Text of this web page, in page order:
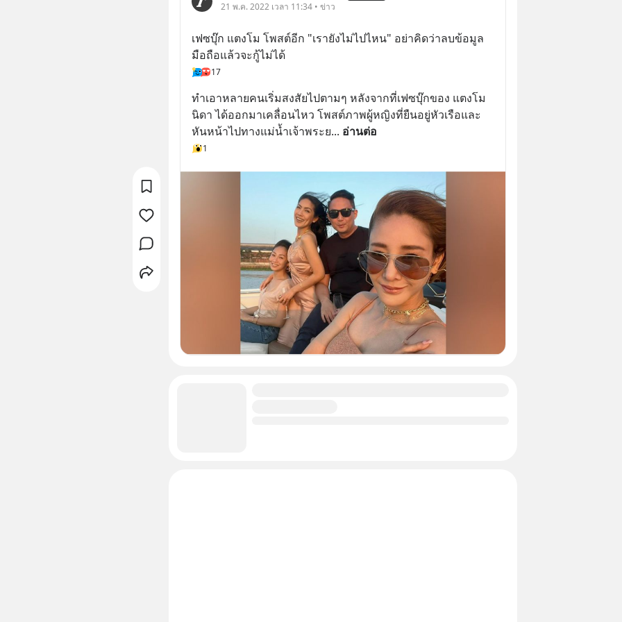
21 พ.ค. 2022 เวลา 11:34 • ข่าว
เฟซบุ๊ก แตงโม โพสต์อีก "เรายังไม่ไปไหน" อย่าคิดว่าลบข้อมูล
มือถือแล้วจะกู้ไม่ได้
17
ทำเอาหลายคนเริ่มสงสัยไปตามๆ หลังจากที่เฟซบุ๊กของ แตงโม
นิดา ได้ออกมาเคลื่อนไหว โพสต์ภาพผู้หญิงที่ยืนอยู่หัวเรือและ
หันหน้าไปทางแม่น้ำเจ้าพระย... อ่านต่อ
1